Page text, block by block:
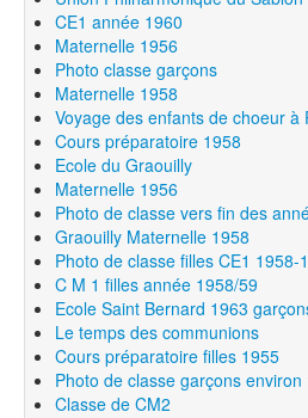
CE1 année 1960
Maternelle 1956
Photo classe garçons
Maternelle 1958
Voyage des enfants de choeur à
Cours préparatoire 1958
Ecole du Graouilly
Maternelle 1956
Photo de classe vers fin des
Graouilly Maternelle 1958
Photo de classe filles CE1 1958-
C M 1 filles année 1958/59
Ecole Saint Bernard 1963
Le temps des communions
Cours préparatoire filles 1955
Photo de classe garçons environ
Classe de CM2